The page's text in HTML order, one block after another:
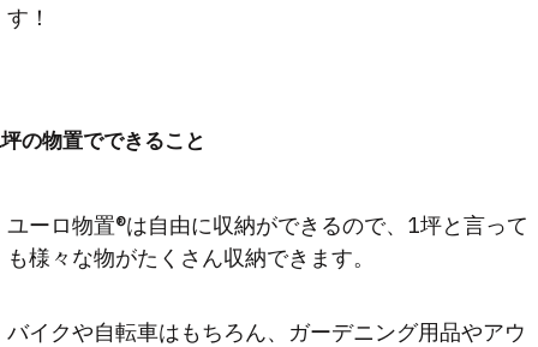
す！
の物置でできること
ユーロ物置®は自由に収納ができるので、1坪と言って
も様々な物がたくさん収納できます。
バイクや自転車はもちろん、ガーデニング用品やアウ